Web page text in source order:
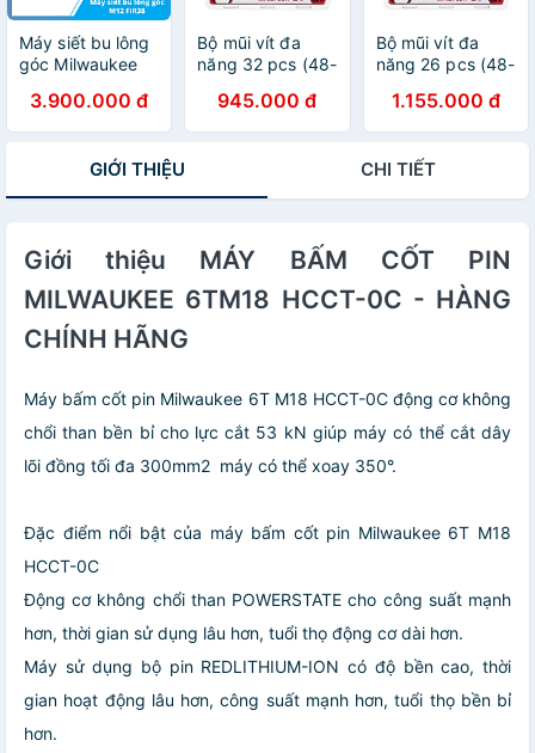
Máy siết bu lông
góc Milwaukee
(Hàng chính
hãng, Bảo hành
3.900.000 đ
Bộ mũi vít đa
năng 32 pcs (48-
945.000 đ
Bộ mũi vít đa
năng 26 pcs (48-
1.155.000 đ
GIỚI THIỆU CHI TIẾT
Giới thiệu MÁY BẤM CỐT PIN
MILWAUKEE 6TM18 HCCT-0C - HÀNG
CHÍNH HÃNG
Máy bấm cốt pin Milwaukee 6T M18 HCCT-0C động cơ không
chổi than bền bỉ cho lực cắt 53 kN giúp máy có thể cắt dây
lõi đồng tối đa 300mm2 máy có thể xoay 350°.
Đặc điểm nổi bật của máy bấm cốt pin Milwaukee 6T M18
HCCT-0C
Động cơ không chổi than POWERSTATE cho công suất mạnh
hơn, thời gian sử dụng lâu hơn, tuổi thọ động cơ dài hơn.
Máy sử dụng bộ pin REDLITHIUM-ION có độ bền cao, thời
gian hoạt động lâu hơn, công suất mạnh hơn, tuổi thọ bền bỉ
hơn.